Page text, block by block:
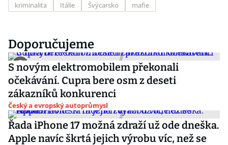
kriminalita Itálie Švýcarsko mafie
Doporučujeme
S novým elektromobilem překonali
očekávání. Cupra bere osm z deseti
zákazníků konkurenci
Český a evropský autoprůmysl
Řada iPhone 17 možná zdraží už ode dneška.
Apple navíc škrtá jejich výrobu víc, než se